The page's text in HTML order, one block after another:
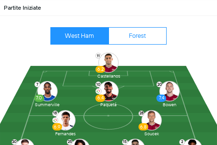
Partite Iniziate
West Ham Forest
30 25 15 2
18
6.9
Fernandes
28
6.8
Soucek
7
7.0
Summerville
10
6.4
Paquetá
20
7.4
Bowen
11
6.2
Castellanos